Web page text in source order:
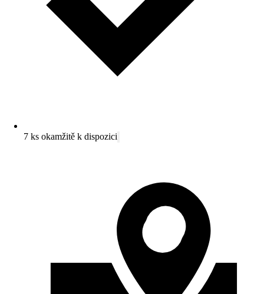
7 ks okamžitě k dispozici